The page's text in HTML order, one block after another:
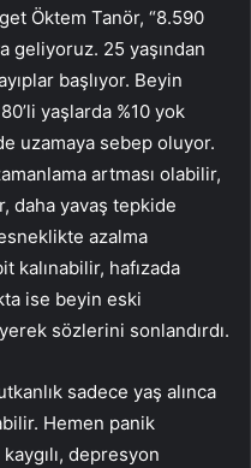
Öktem Tanör, “8.590
geliyoruz. 25 yaşından
başlıyor. Beyin
yaşlarda %10 yok
uzamaya sebep oluyor.
artması olabilir,
daha yavaş tepkide
azalma
kalınabilir, hafızada
ise beyin eski
sözlerini sonlandırdı.
sadece yaş alınca
Hemen panik
depresyon